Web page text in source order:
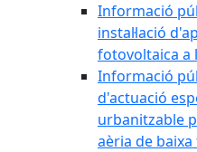
Informació
instal·lació
fotovoltaica a
Informació
d'actuació
urbanitzable
aèria de baixa